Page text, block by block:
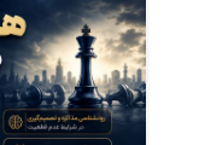
از روش های
مفید و مناسب